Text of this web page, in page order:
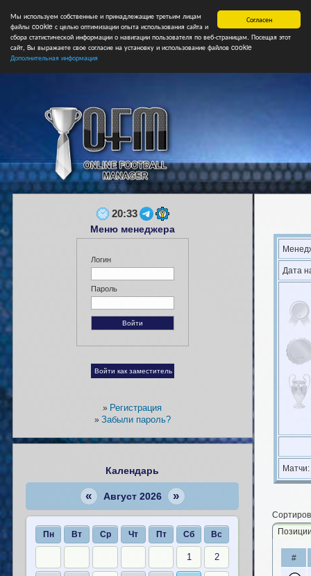
Согласен
Мы используем собственные и принадлежащие третьим лицам
файлы cookie с целью оптимизации опыта использования сайта и
сбора статистической информации о навигации пользователя по веб-страницам. Посещая этот
сайт, Вы выражаете свое согласие на установку и использование файлов cookie
Дополнительная информация
Главная Форум Турниры Сборные НФ Свободные
Дата
Матчи:
#
20:33
Меню менеджера
Логин
Пароль
» Регистрация
» Забыли пароль?
Календарь
« Август 2026 »
Пн Вт Ср Чт Пт Сб Вс
1 2